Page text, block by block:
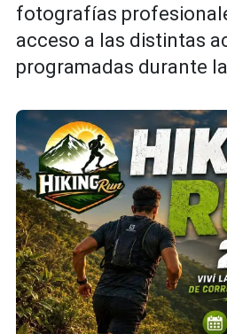
fotografías
acceso a las distintas
programadas durante